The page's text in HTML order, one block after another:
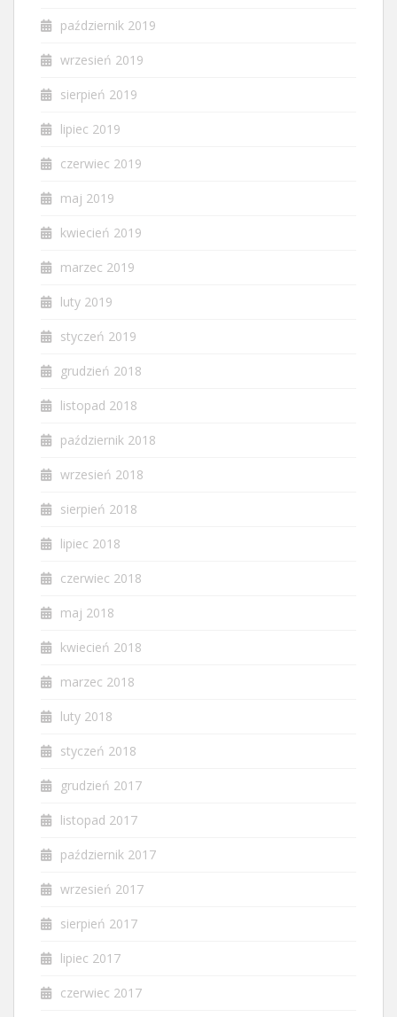
październik 2019
wrzesień 2019
sierpień 2019
lipiec 2019
czerwiec 2019
maj 2019
kwiecień 2019
marzec 2019
luty 2019
styczeń 2019
grudzień 2018
listopad 2018
październik 2018
wrzesień 2018
sierpień 2018
lipiec 2018
czerwiec 2018
maj 2018
kwiecień 2018
marzec 2018
luty 2018
styczeń 2018
grudzień 2017
listopad 2017
październik 2017
wrzesień 2017
sierpień 2017
lipiec 2017
czerwiec 2017